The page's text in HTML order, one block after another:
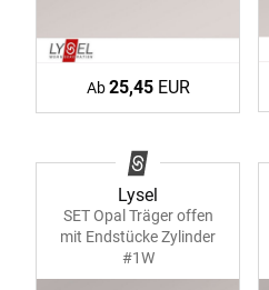
Ab25,45EUR
Lysel
SET Opal Träger offen
mit Endstücke Zylinder
#1W